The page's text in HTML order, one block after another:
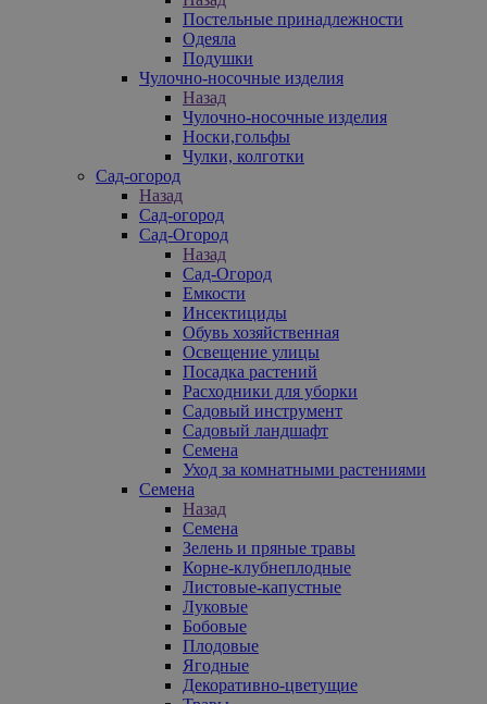
Постельные принадлежности
Одеяла
Подушки
Чулочно-носочные изделия
Назад
Чулочно-носочные изделия
Носки,гольфы
Чулки, колготки
Сад-огород
Назад
Сад-огород
Сад-Огород
Назад
Сад-Огород
Емкости
Инсектициды
Обувь хозяйственная
Освещение улицы
Посадка растений
Расходники для уборки
Садовый инструмент
Садовый ландшафт
Семена
Уход за комнатными растениями
Семена
Назад
Семена
Зелень и пряные травы
Корне-клубнеплодные
Листовые-капустные
Луковые
Бобовые
Плодовые
Ягодные
Декоративно-цветущие